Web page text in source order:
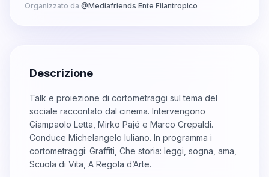
Organizzato da @Mediafriends Ente Filantropico
Descrizione
Talk e proiezione di cortometraggi sul tema del
sociale raccontato dal cinema. Intervengono
Giampaolo Letta, Mirko Pajé e Marco Crepaldi.
Conduce Michelangelo Iuliano. In programma i
cortometraggi: Graffiti, Che storia: leggi, sogna, ama,
Scuola di Vita, A Regola d’Arte.